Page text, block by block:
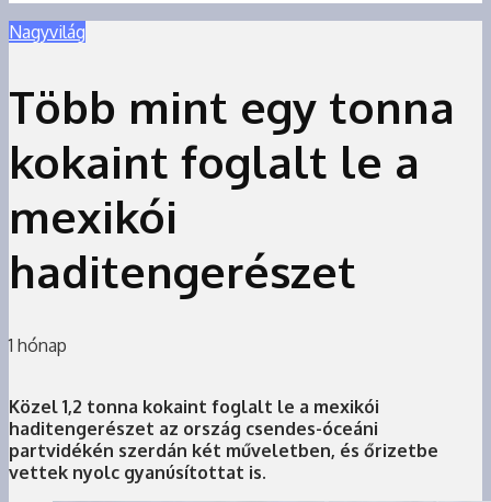
Nagyvilág
Több mint egy tonna
kokaint foglalt le a
mexikói
haditengerészet
1 hónap
Közel 1,2 tonna kokaint foglalt le a mexikói
haditengerészet az ország csendes-óceáni
partvidékén szerdán két műveletben, és őrizetbe
vettek nyolc gyanúsítottat is.